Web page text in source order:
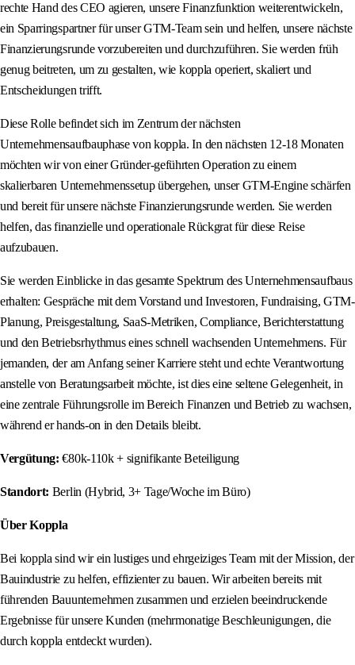
rechte Hand des CEO agieren, unsere Finanzfunktion weiterentwickeln,
ein Sparringspartner für unser GTM-Team sein und helfen, unsere nächste
Finanzierungsrunde vorzubereiten und durchzuführen. Sie werden früh
genug beitreten, um zu gestalten, wie koppla operiert, skaliert und
Entscheidungen trifft.
Diese Rolle befindet sich im Zentrum der nächsten
Unternehmensaufbauphase von koppla. In den nächsten 12-18 Monaten
möchten wir von einer Gründer-geführten Operation zu einem
skalierbaren Unternehmenssetup übergehen, unser GTM-Engine schärfen
und bereit für unsere nächste Finanzierungsrunde werden. Sie werden
helfen, das finanzielle und operationale Rückgrat für diese Reise
aufzubauen.
Sie werden Einblicke in das gesamte Spektrum des Unternehmensaufbaus
erhalten: Gespräche mit dem Vorstand und Investoren, Fundraising, GTM-
Planung, Preisgestaltung, SaaS-Metriken, Compliance, Berichterstattung
und den Betriebsrhythmus eines schnell wachsenden Unternehmens. Für
jemanden, der am Anfang seiner Karriere steht und echte Verantwortung
anstelle von Beratungsarbeit möchte, ist dies eine seltene Gelegenheit, in
eine zentrale Führungsrolle im Bereich Finanzen und Betrieb zu wachsen,
während er hands-on in den Details bleibt.
Vergütung: €80k-110k + signifikante Beteiligung
Standort: Berlin (Hybrid, 3+ Tage/Woche im Büro)
Über Koppla
Bei koppla sind wir ein lustiges und ehrgeiziges Team mit der Mission, der
Bauindustrie zu helfen, effizienter zu bauen. Wir arbeiten bereits mit
führenden Bauunternehmen zusammen und erzielen beeindruckende
Ergebnisse für unsere Kunden (mehrmonatige Beschleunigungen, die
durch koppla entdeckt wurden).